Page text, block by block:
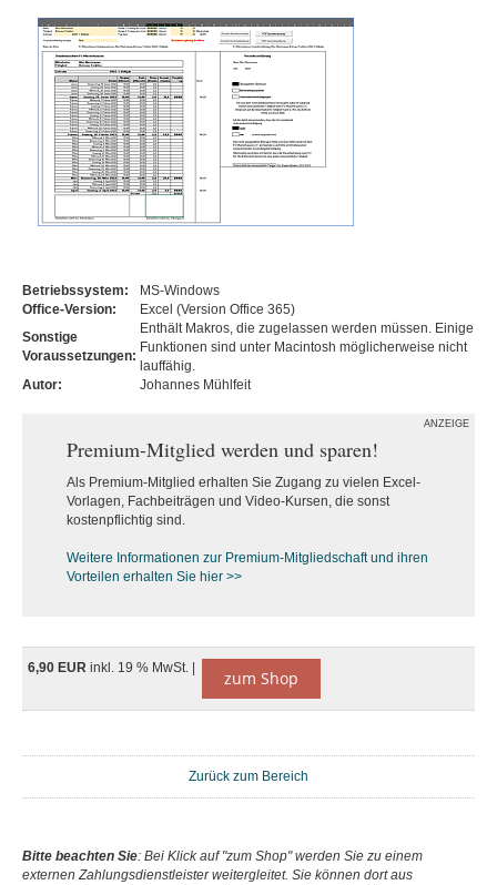
Betriebssystem:
MS-Windows
Office-Version:
Excel (Version Office 365)
Sonstige
Voraussetzungen:
Enthält Makros, die zugelassen werden müssen. Einige
Funktionen sind unter Macintosh möglicherweise nicht
lauffähig.
Autor:
Johannes Mühlfeit
ANZEIGE
Premium-Mitglied werden und sparen!
Als Premium-Mitglied erhalten Sie Zugang zu vielen Excel-
Vorlagen, Fachbeiträgen und Video-Kursen, die sonst
kostenpflichtig sind.
Weitere Informationen zur Premium-Mitgliedschaft und ihren
Vorteilen erhalten Sie hier >>
6,90 EUR inkl. 19 % MwSt. | zum Shop
Zurück zum Bereich
Bitte beachten Sie: Bei Klick auf "zum Shop" werden Sie zu einem
externen Zahlungsdienstleister weitergleitet. Sie können dort aus